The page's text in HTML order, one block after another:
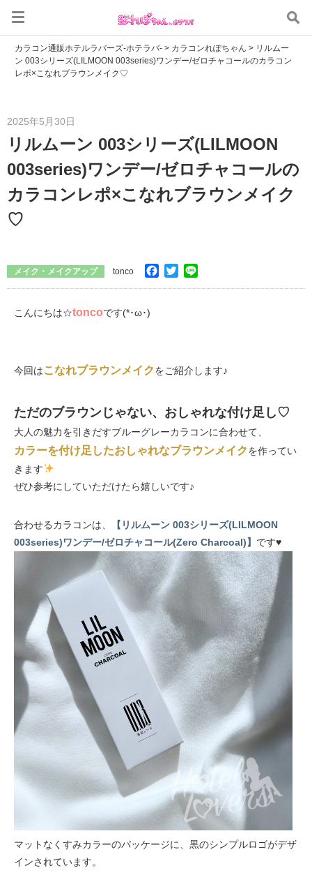
カラコン通販ホテルラバーズ-ホテラバ- > カラコンれぽちゃん > リルムー
ン 003シリーズ(LILMOON 003series)ワンデー/ゼロチャコールのカラコン
レポ×こなれブラウンメイク♡
2025年5月30日
リルムーン 003シリーズ(LILMOON
003series)ワンデー/ゼロチャコールの
カラコンレポ×こなれブラウンメイク
♡
メイク・メイクアップ tonco Facebook
Twitter
こんにちは☆toncoです(*･ω･)
今回はこなれブラウンメイクをご紹介します♪
ただのブラウンじゃない、おしゃれな付け足し♡
大人の魅力を引きだすブルーグレーカラコンに合わせて、
カラーを付け足したおしゃれなブラウンメイクを作ってい
きます
ぜひ参考にしていただけたら嬉しいです♪
合わせるカラコンは、
【リルムーン 003シリーズ(LILMOON
003series)ワンデー/ゼロチャコール(Zero Charcoal)】 です♥
マットなくすみカラーのパッケージに、黒のシンプルロゴがデザ
インされています。